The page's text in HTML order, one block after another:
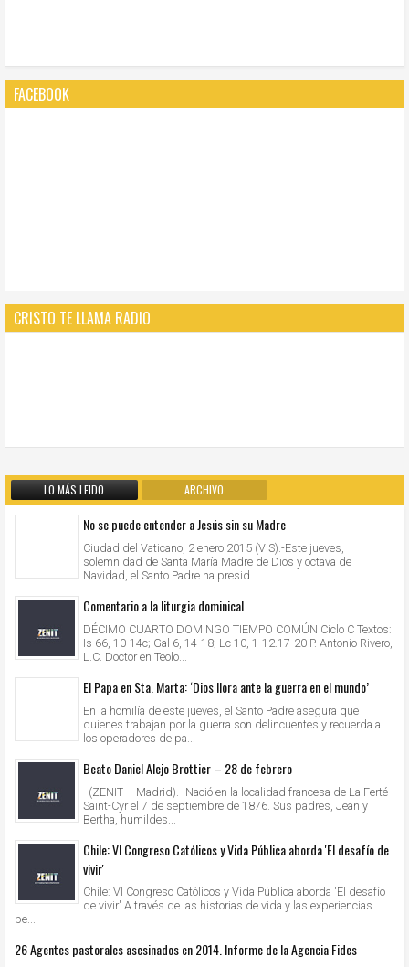
FACEBOOK
CRISTO TE LLAMA RADIO
LO MÁS LEIDO ARCHIVO
No se puede entender a Jesús sin su Madre
Ciudad del Vaticano, 2 enero 2015 (VIS).-Este jueves,
solemnidad de Santa María Madre de Dios y octava de
Navidad, el Santo Padre ha presid...
Comentario a la liturgia dominical
DÉCIMO CUARTO DOMINGO TIEMPO COMÚN Ciclo C Textos:
Is 66, 10-14c; Gal 6, 14-18; Lc 10, 1-12.17-20 P. Antonio Rivero,
L.C. Doctor en Teolo...
El Papa en Sta. Marta: ‘Dios llora ante la guerra en el mundo’
En la homilía de este jueves, el Santo Padre asegura que
quienes trabajan por la guerra son delincuentes y recuerda a
los operadores de pa...
Beato Daniel Alejo Brottier – 28 de febrero
(ZENIT – Madrid).- Nació en la localidad francesa de La Ferté
Saint-Cyr el 7 de septiembre de 1876. Sus padres, Jean y
Bertha, humildes...
Chile: VI Congreso Católicos y Vida Pública aborda 'El desafío de
vivir'
Chile: VI Congreso Católicos y Vida Pública aborda 'El desafío
de vivir' A través de las historias de vida y las experiencias
pe...
26 Agentes pastorales asesinados en 2014. Informe de la Agencia Fides